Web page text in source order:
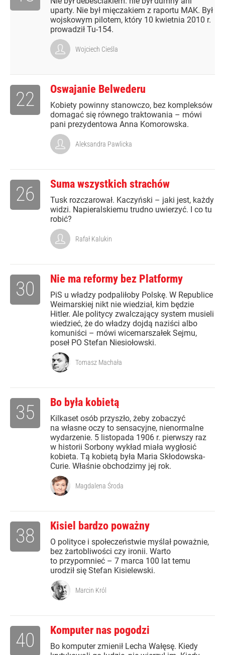
uparty. Nie był mięczakiem z raportu MAK. Był
wojskowym pilotem, który 10 kwietnia 2010 r.
prowadził Tu-154.
Wojciech Cieśla
Oswajanie Belwederu
Kobiety powinny stanowczo, bez kompleksów
domagać się równego traktowania – mówi
pani prezydentowa Anna Komorowska.
22
Aleksandra Pawlicka
Suma wszystkich strachów
Tusk rozczarował. Kaczyński – jaki jest, każdy
widzi. Napieralskiemu trudno uwierzyć. I co tu
robić?
26
Rafał Kalukin
Nie ma reformy bez Platformy
PiS u władzy podpaliłoby Polskę. W Republice
Weimarskiej nikt nie wiedział, kim będzie
Hitler. Ale politycy zwalczający system musieli
wiedzieć, że do władzy dojdą naziści albo
komuniści – mówi wicemarszałek Sejmu,
poseł PO Stefan Niesiołowski.
30
Tomasz Machała
Bo była kobietą
Kilkaset osób przyszło, żeby zobaczyć
na własne oczy to sensacyjne, nienormalne
wydarzenie. 5 listopada 1906 r. pierwszy raz
w historii Sorbony wykład miała wygłosić
kobieta. Tą kobietą była Maria Skłodowska-
Curie. Właśnie obchodzimy jej rok.
35
Magdalena Środa
Kisiel bardzo poważny
O polityce i społeczeństwie myślał poważnie,
bez żartobliwości czy ironii. Warto
to przypomnieć – 7 marca 100 lat temu
urodził się Stefan Kisielewski.
38
Marcin Król
Komputer nas pogodzi
Bo komputer zmienił Lecha Wałęsę. Kiedy
40